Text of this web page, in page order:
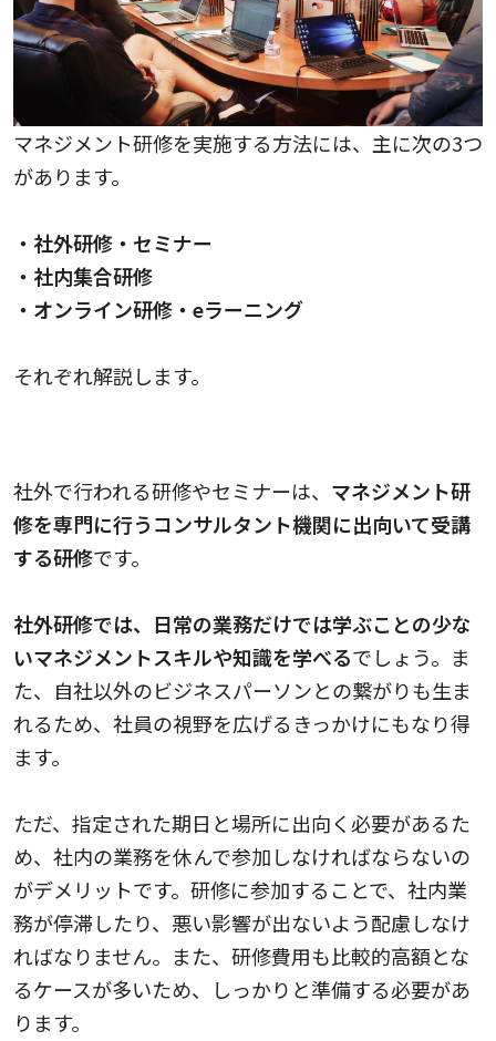
マネジメント研修を実施する方法には、主に次の3つ
があります。
・社外研修・セミナー
・社内集合研修
・オンライン研修・eラーニング
それぞれ解説します。
社外で行われる研修やセミナーは、 マネジメント研
修を専門に行うコンサルタント機関に出向いて受講
する研修です。
社外研修では、日常の業務だけでは学ぶことの少な
いマネジメントスキルや知識を学べるでしょう。ま
た、自社以外のビジネスパーソンとの繋がりも生ま
れるため、社員の視野を広げるきっかけにもなり得
ます。
ただ、指定された期日と場所に出向く必要があるた
め、社内の業務を休んで参加しなければならないの
がデメリットです。研修に参加することで、社内業
務が停滞したり、悪い影響が出ないよう配慮しなけ
ればなりません。また、研修費用も比較的高額とな
るケースが多いため、しっかりと準備する必要があ
ります。